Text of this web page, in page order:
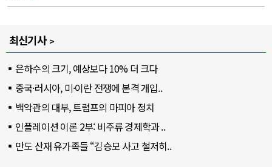
최신기사
은하수의 크기, 예상보다 10% 더 크다
중국·러시아, 미·이란 전쟁에 본격 개입..
백악관의 대부, 트럼프의 마피아 정치
인플레이션 이론 2부: 비주류 경제학과 ..
만도 산재 유가족들 “김승모 사고 철저히..